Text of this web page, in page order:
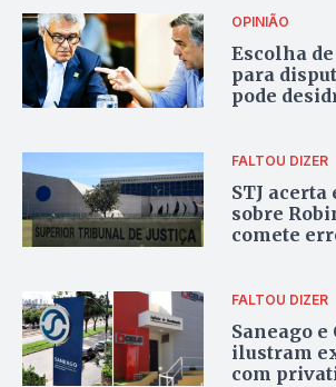
OPINIÃO
Escolha
para
pode
FALTOU DIZER
STJ acerta
sobre
comete
FALTOU DIZER
Saneago e
ilustram
com